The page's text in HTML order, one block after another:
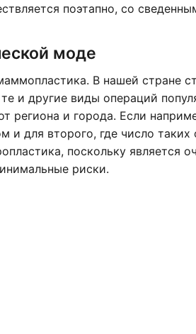
поэтапно, со
моде
В нашей стране
и другие виды операций
региона и города. Если
и для второго, где число
поскольку является
риски.